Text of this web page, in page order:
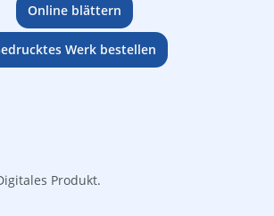
Online blättern
Werk bestellen
Produkt.